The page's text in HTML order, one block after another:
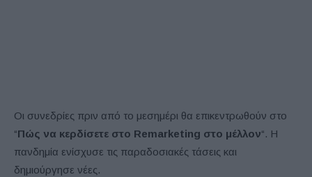
Οι συνεδρίες πριν από το μεσημέρι θα επικεντρωθούν στο
“Πώς να κερδίσετε στο Remarketing στο μέλλον“. Η
πανδημία ενίσχυσε τις παραδοσιακές τάσεις και
δημιούργησε νέες.